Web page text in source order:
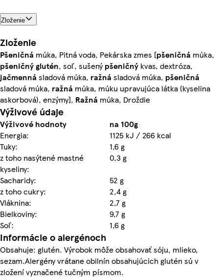
Zloženie
Zloženie
Pšeničná múka, Pitná voda, Pekárska zmes [pšeničná múka,
pšeničnýglutén, soľ, sušenýpšeničný kvas, dextróza,
jačmenná sladová múka, ražná sladová múka, pšeničná
sladová múka, ražná múka, múku upravujúca látka (kyselina
askorbová), enzýmy], Ražná múka, Droždie
Výživové údaje
Výživové hodnoty
na 100g
Energia:
1125 kJ / 266 kcal
Tuky:
1,6 g
z toho nasýtené mastné
kyseliny:
0,3 g
Sacharidy:
52 g
z toho cukry:
2,4 g
Vláknina:
2,7 g
Bielkoviny:
9,7 g
Soľ:
1,6 g
Informácie o alergénoch
Obsahuje: glutén. Výrobok môže obsahovať sóju, mlieko,
sezam.Alergény vrátane obilnín obsahujúcich glutén sú v
zložení vyznačené tučným písmom.